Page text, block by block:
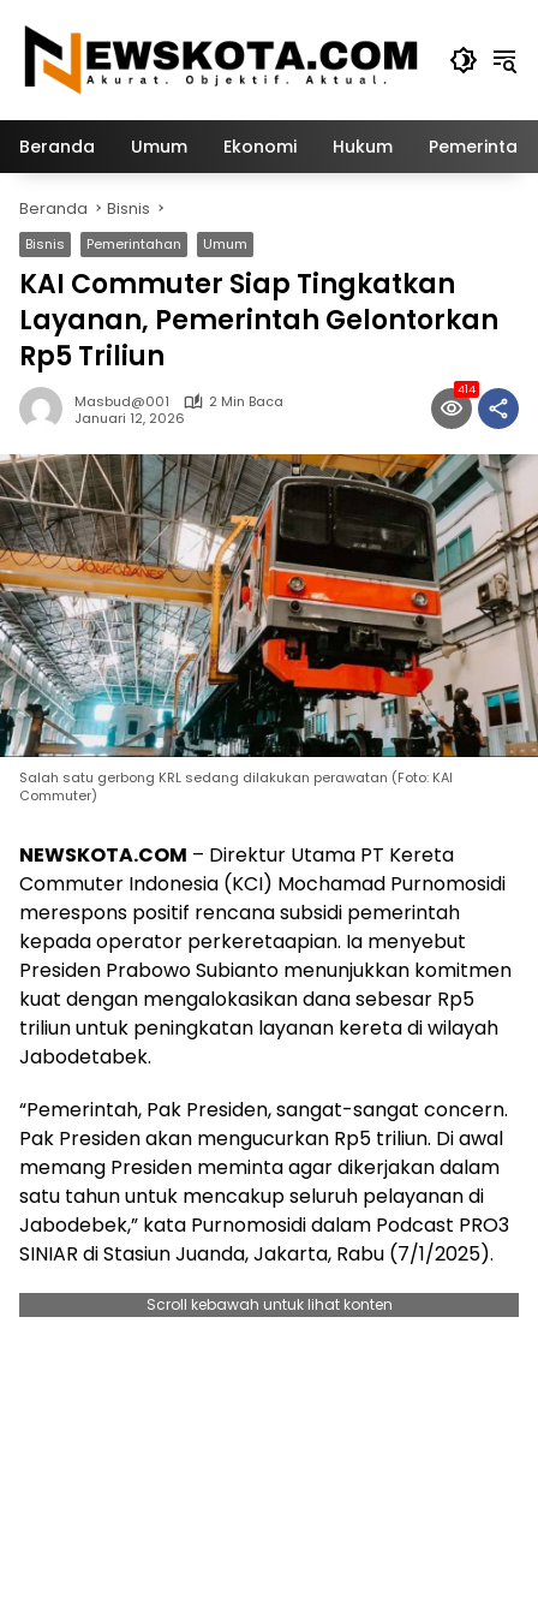
konten
Beranda Umum Ekonomi Hukum
Beranda Bisnis
Bisnis Pemerintahan Umum
KAI Commuter Siap Tingkatkan
Layanan, Pemerintah Gelontorkan
Rp5 Triliun
Masbud@001
2 Min Baca
Januari 12, 2026
414
Salah satu gerbong KRL sedang dilakukan perawatan (Foto: KAI
Commuter)
NEWSKOTA.COM – Direktur Utama PT Kereta
Commuter Indonesia (KCI) Mochamad Purnomosidi
merespons positif rencana subsidi pemerintah
kepada operator perkeretaapian. Ia menyebut
Presiden Prabowo Subianto menunjukkan komitmen
kuat dengan mengalokasikan dana sebesar Rp5
triliun untuk peningkatan layanan kereta di wilayah
Jabodetabek.
“Pemerintah, Pak Presiden, sangat-sangat concern.
Pak Presiden akan mengucurkan Rp5 triliun. Di awal
memang Presiden meminta agar dikerjakan dalam
satu tahun untuk mencakup seluruh pelayanan di
Jabodebek,” kata Purnomosidi dalam Podcast PRO3
SINIAR di Stasiun Juanda, Jakarta, Rabu (7/1/2025).
Scroll kebawah untuk lihat konten